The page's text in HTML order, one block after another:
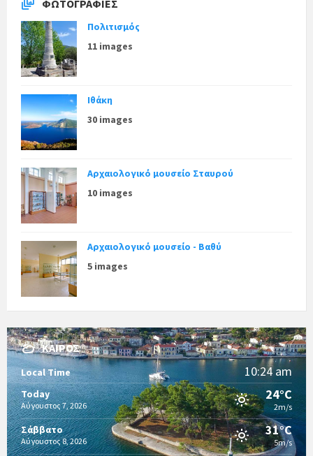
ΦΩΤΟΓΡΑΦΊΕΣ
Πολιτισμός
11 images
Ιθάκη
30 images
Αρχαιολογικό μουσείο Σταυρού
10 images
Αρχαιολογικό μουσείο - Βαθύ
5 images
ΚΑΙΡΌΣ
Local Time 10:24 am
Today
Αύγουστος 7, 2026
24°C
2m/s
Σάββατο
Αύγουστος 8, 2026
31°C
5m/s